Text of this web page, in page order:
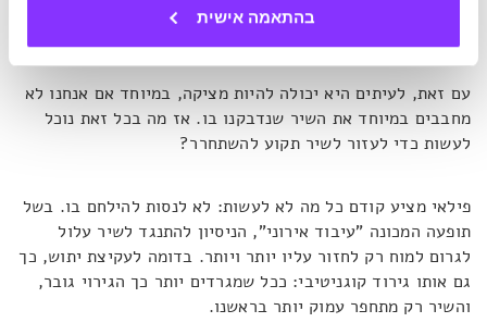
בהתאמה אישית
התופעה לרוב בלתי מזיקה.
עם זאת, לעיתים היא יכולה להיות מציקה, במיוחד אם אנחנו לא
מחבבים במיוחד את השיר שנדבקנו בו. אז מה בכל זאת נוכל
לעשות כדי לעזור לשיר תקוע להשתחרר?
פילאי מציע קודם כל מה לא לעשות: לא לנסות להילחם בו. בשל
תופעה המכונה "עיבוד אירוני", הניסיון להתנגד לשיר עלול
לגרום למוח רק לחזור עליו יותר ויותר. בדומה לעקיצת יתוש, כך
גם אותו גירוד קוגניטיבי: ככל שמגרדים יותר כך הגירוי גובר,
והשיר רק מתחפר עמוק יותר בראשנו.